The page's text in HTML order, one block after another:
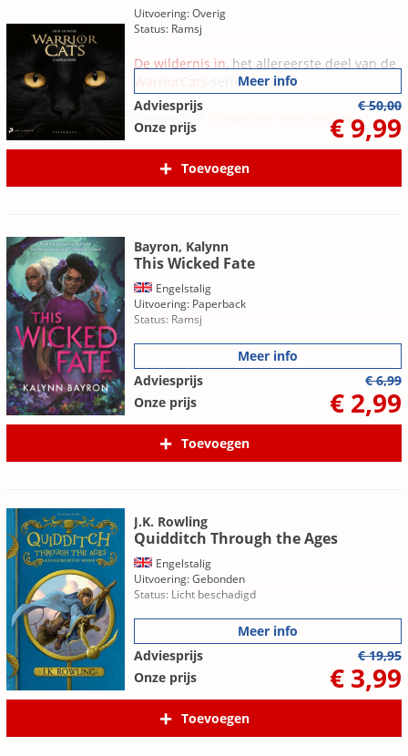
Uitvoering: Overig
Status: Ramsj
De wildernis in, het allereerste deel van de
WarriorCats -serie
Supereditie Blauwsters voorspelling
WarriorCats dagboek
Bladwijzers en 3D-postkaart
Meer info
Adviesprijs
€ 50,00
Onze prijs
€ 9,99
Toevoegen
Bayron, Kalynn
This Wicked Fate
Engelstalig
Uitvoering: Paperback
Status: Ramsj
Meer info
Adviesprijs
€ 6,99
Onze prijs
€ 2,99
Toevoegen
J.K. Rowling
Quidditch Through the Ages
Engelstalig
Uitvoering: Gebonden
Status: Licht beschadigd
Meer info
Adviesprijs
€ 19,95
Onze prijs
€ 3,99
Toevoegen